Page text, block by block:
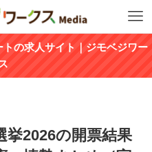
の求人サイト｜ジモベジワー
挙2026の開票結果